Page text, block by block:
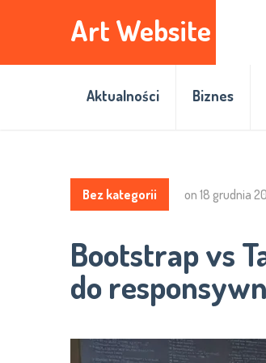
Art Website
Aktualności Biznes
Bez kategorii on 18 grudnia
Bootstrap vs
do